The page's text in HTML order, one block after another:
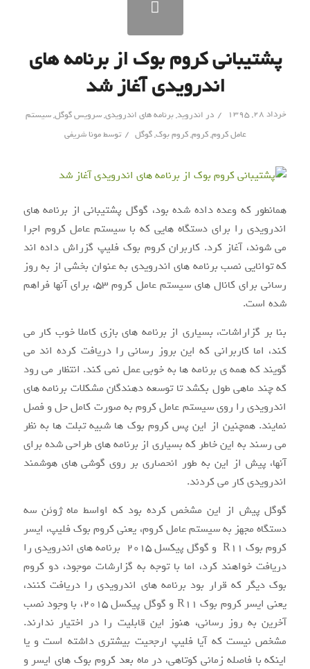
پشتیبانی کروم بوک از برنامه های
اندرویدی آغاز شد
خرداد ۲۸, ۱۳۹۵ / در اندروید,برنامه های اندرویدی,سرویس گوگل,سیستم
عامل کروم,کروم,کروم بوک,گوگل / توسطمونا شریفی
همانطور که وعده داده شده بود، گوگل پشتیبانی از برنامه های
اندرویدی را برای دستگاه هایی که با سیستم عامل کروم اجرا
می شوند، آغاز کرد. کاربران کروم بوک فلیپ گزراش داده اند
که توانایی نصب برنامه های اندرویدی به عنوان بخشی از به روز
رسانی برای کانال های سیستم عامل کروم ۵۳، برای آنها فراهم
شده است.
بنا بر گزاراشات، بسیاری از برنامه های بازی کاملا خوب کار می
کند، اما کاربرانی که این بروز رسانی را دریافت کرده اند می
گویند که همه ی برنامه ها به خوبی عمل نمی کند. انتظار می رود
که چند ماهی طول بکشد تا توسعه دهندگان مشکلات برنامه های
اندرویدی را روی سیستم عامل کروم به صورت کامل حل و فصل
نمایند. همچنین از این پس کروم بوک ها شبیه تبلت ها به نظر
می رسند به این خاطر که بسیاری از برنامه های طراحی شده برای
آنها، پیش از این به طور انحصاری بر روی گوشی های هوشمند
اندرویدی کار می کردند.
گوگل پیش از این مشخص کرده بود که اواسط ماه ژوئن سه
دستگاه مجهز به سیستم عامل کروم، یعنی کروم بوک فلیپ، ایسر
کروم بوک R11 و گوگل پیکسل ۲۰۱۵ برنامه های اندرویدی را
دریافت خواهند کرد، اما با توجه به گزارشات موجود، دو کروم
بوک دیگر که قرار بود برنامه های اندرویدی را دریافت کنند،
یعنی ایسر کروم بوک R11 و گوگل پیکسل ۲۰۱۵، با وجود نصب
آخرین به روز رسانی، هنوز این قابلیت را در اختیار ندارند.
مشخص نیست که آیا فلیپ ارجحیت بیشتری داشته است و یا
اینکه با فاصله زمانی کوتاهی، در ماه بعد کروم بوک های ایسر و